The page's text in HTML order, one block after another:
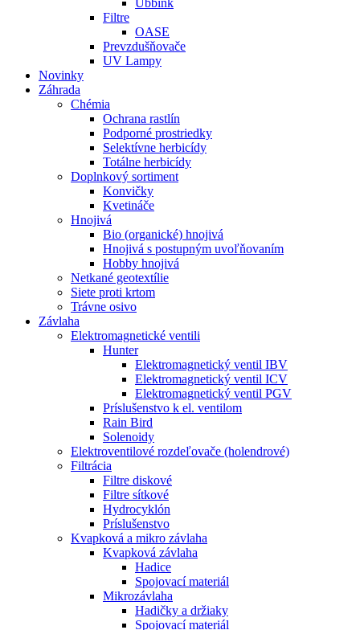
Ubbink
Filtre
OASE
Prevzdušňovače
UV Lampy
Novinky
Záhrada
Chémia
Ochrana rastlín
Podporné prostriedky
Selektívne herbicídy
Totálne herbicídy
Doplnkový sortiment
Konvičky
Kvetináče
Hnojivá
Bio (organické) hnojivá
Hnojivá s postupným uvoľňovaním
Hobby hnojivá
Netkané geotextílie
Siete proti krtom
Trávne osivo
Závlaha
Elektromagnetické ventili
Hunter
Elektromagnetický ventil IBV
Elektromagnetický ventil ICV
Elektromagnetický ventil PGV
Príslušenstvo k el. ventilom
Rain Bird
Solenoidy
Elektroventilové rozdeľovače (holendrové)
Filtrácia
Filtre diskové
Filtre sítkové
Hydrocyklón
Príslušenstvo
Kvapková a mikro závlaha​
Kvapková závlaha
Hadice
Spojovací materiál
Mikrozávlaha
Hadičky a držiaky
Spojovací materiál